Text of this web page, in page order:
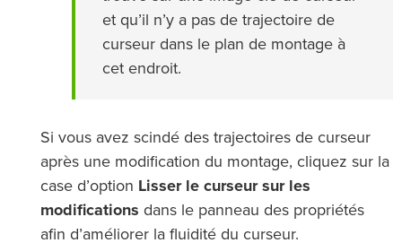
et qu’il n’y a pas de trajectoire de
curseur dans le plan de montage à
cet endroit.
Si vous avez scindé des trajectoires de curseur
après une modification du montage, cliquez sur la
case d’option Lisser le curseur sur les
modifications dans le panneau des propriétés
afin d’améliorer la fluidité du curseur.